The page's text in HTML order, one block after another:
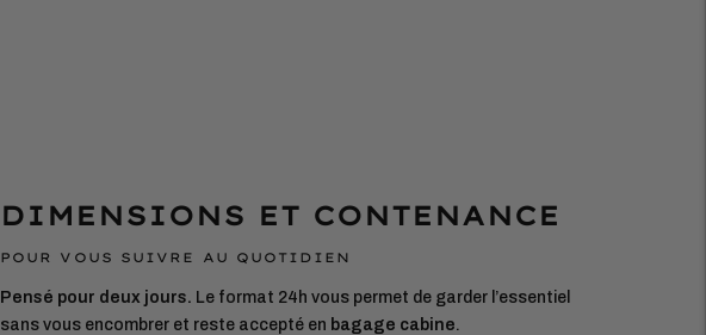
DIMENSIONS ET CONTENANCE
POUR VOUS SUIVRE AU QUOTIDIEN
Pensé pour deux jours. Le format 24h vous permet de garder l’essentiel
sans vous encombrer et reste accepté en bagage cabine.